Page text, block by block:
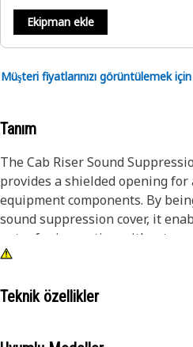
Ekipman ekle
Müşteri fiyatlarınızı görüntülemek
Tanım
The Cab Riser Sound
provides a shielded opening
equipment components. By
sound suppression cover, it
entry for inspection without
the equipment.
Attributes:
Teknik özellikler